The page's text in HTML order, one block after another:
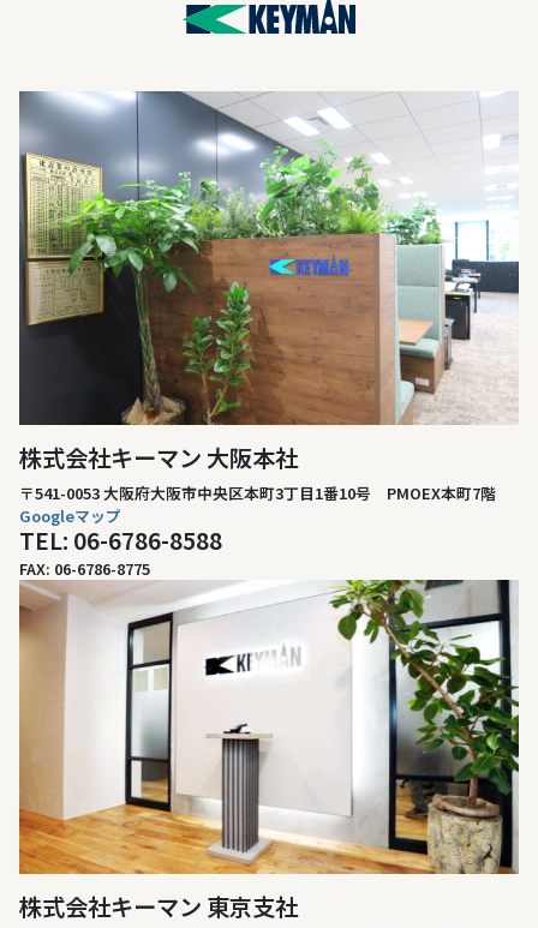
株式会社キーマン 大阪本社
〒541-0053 大阪府大阪市中央区本町3丁目1番10号 PMOEX本町7階
Googleマップ
TEL: 06-6786-8588
FAX: 06-6786-8775
株式会社キーマン 東京支社